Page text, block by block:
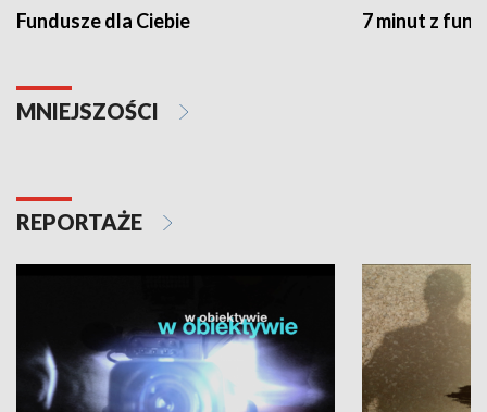
Fundusze dla Ciebie 7 minut z
MNIEJSZOŚCI
REPORTAŻE